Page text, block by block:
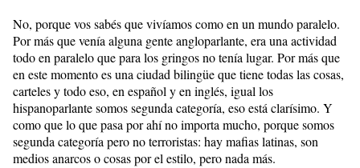
No, porque vos sabés que vivíamos como en un mundo paralelo.
Por más que venía alguna gente angloparlante, era una actividad
todo en paralelo que para los gringos no tenía lugar. Por más que
en este momento es una ciudad bilingüe que tiene todas las cosas,
carteles y todo eso, en español y en inglés, igual los
hispanoparlante somos segunda categoría, eso está clarísimo. Y
como que lo que pasa por ahí no importa mucho, porque somos
segunda categoría pero no terroristas: hay mafias latinas, son
medios anarcos o cosas por el estilo, pero nada más.